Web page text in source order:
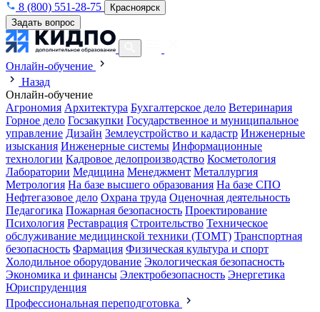
8 (800) 551-28-75
Красноярск
Задать вопрос
Онлайн-обучение
Назад
Онлайн-обучение
Агрономия Архитектура Бухгалтерское дело Ветеринария
Горное дело Госзакупки Государственное и муниципальное
управление Дизайн Землеустройство и кадастр Инженерные
изыскания Инженерные системы Информационные
технологии Кадровое делопроизводство Косметология
Лаборатории Медицина Менеджмент Металлургия
Метрология На базе высшего образования На базе СПО
Нефтегазовое дело Охрана труда Оценочная деятельность
Педагогика Пожарная безопасность Проектирование
Психология Реставрация Строительство Техническое
обслуживание медицинской техники (ТОМТ) Транспортная
безопасность Фармация Физическая культура и спорт
Холодильное оборудование Экологическая безопасность
Экономика и финансы Электробезопасность Энергетика
Юриспруденция
Профессиональная переподготовка